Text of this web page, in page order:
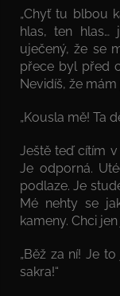
„Chyť tu blbou
hlas, ten hlas…
uječený, že se
přece byl před
Nevidíš, že
„Kousla mě! Ta
Ještě teď cítím
Je odporná.
podlaze. Je
Mé nehty se
kameny. Chci
„Běž za ní! Je
sakra!“